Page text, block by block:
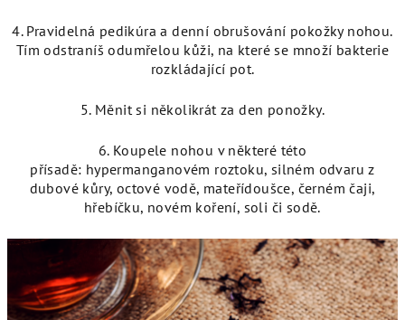
4. Pravidelná pedikúra a denní obrušování pokožky nohou.
Tím odstraníš odumřelou kůži, na které se množí bakterie
rozkládající pot.
5. Měnit si několikrát za den ponožky.
6. Koupele nohou v některé této
přísadě: hypermanganovém roztoku, silném odvaru z
dubové kůry, octové vodě, mateřídoušce, černém čaji,
hřebíčku, novém koření, soli či sodě.